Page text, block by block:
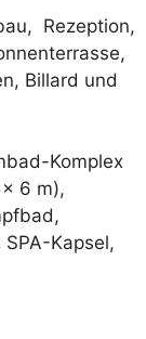
Rezeption,
Billard und
Komplex
6 m),
Kapsel,